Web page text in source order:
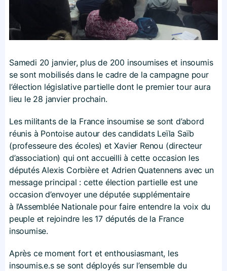
Samedi 20 janvier, plus de 200 insoumises et insoumis
se sont mobilisés dans le cadre de la campagne pour
l’élection législative partielle dont le premier tour aura
lieu le 28 janvier prochain.
Les militants de la France insoumise se sont d’abord
réunis à Pontoise autour des candidats Leïla Saïb
(professeure des écoles) et Xavier Renou (directeur
d’association) qui ont accueilli à cette occasion les
députés Alexis Corbière et Adrien Quatennens avec un
message principal : cette élection partielle est une
occasion d’envoyer une députée supplémentaire
à l’Assemblée Nationale pour faire entendre la voix du
peuple et rejoindre les 17 députés de la France
insoumise.
Après ce moment fort et enthousiasmant, les
insoumis.e.s se sont déployés sur l’ensemble du